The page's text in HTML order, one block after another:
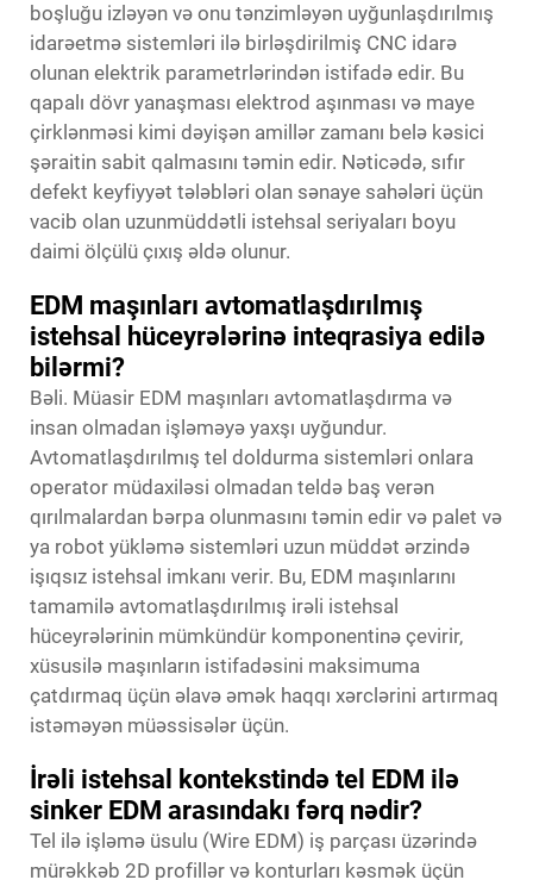
boşluğu izləyən və onu tənzimləyən uyğunlaşdırılmış
idarəetmə sistemləri ilə birləşdirilmiş CNC idarə
olunan elektrik parametrlərindən istifadə edir. Bu
qapalı dövr yanaşması elektrod aşınması və maye
çirklənməsi kimi dəyişən amillər zamanı belə kəsici
şəraitin sabit qalmasını təmin edir. Nəticədə, sıfır
defekt keyfiyyət tələbləri olan sənaye sahələri üçün
vacib olan uzunmüddətli istehsal seriyaları boyu
daimi ölçülü çıxış əldə olunur.
EDM maşınları avtomatlaşdırılmış
istehsal hüceyrələrinə inteqrasiya edilə
bilərmi?
Bəli. Müasir EDM maşınları avtomatlaşdırma və
insan olmadan işləməyə yaxşı uyğundur.
Avtomatlaşdırılmış tel doldurma sistemləri onlara
operator müdaxiləsi olmadan teldə baş verən
qırılmalardan bərpa olunmasını təmin edir və palet və
ya robot yükləmə sistemləri uzun müddət ərzində
işıqsız istehsal imkanı verir. Bu, EDM maşınlarını
tamamilə avtomatlaşdırılmış irəli istehsal
hüceyrələrinin mümkündür komponentinə çevirir,
xüsusilə maşınların istifadəsini maksimuma
çatdırmaq üçün əlavə əmək haqqı xərclərini artırmaq
istəməyən müəssisələr üçün.
İrəli istehsal kontekstində tel EDM ilə
sinker EDM arasındakı fərq nədir?
Tel ilə işləmə üsulu (Wire EDM) iş parçası üzərində
mürəkkəb 2D profillər və konturları kəsmək üçün